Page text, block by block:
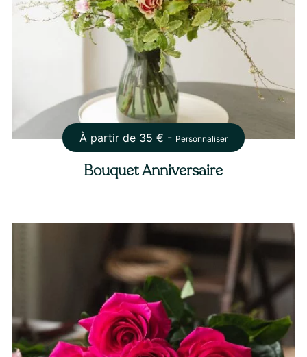
À partir de 35 € - Personnaliser
Bouquet Anniversaire